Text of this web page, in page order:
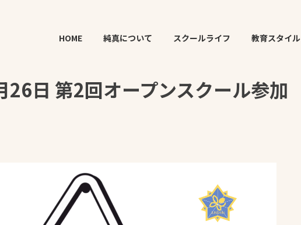
HOME 純真について スクールライフ 教育スタイル
26日 第2回オープンスクール参加